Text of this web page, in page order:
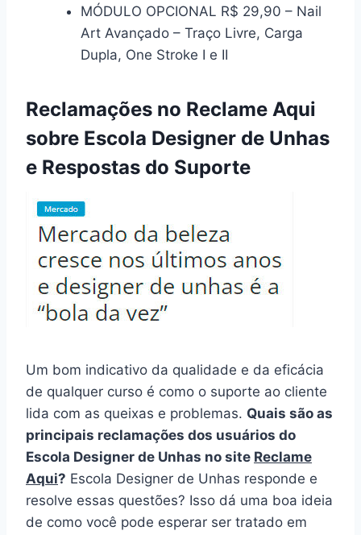
MÓDULO OPCIONAL R$ 29,90 – Nail
Art Avançado – Traço Livre, Carga
Dupla, One Stroke I e II
Reclamações no Reclame Aqui
sobre Escola Designer de Unhas
e Respostas do Suporte
Um bom indicativo da qualidade e da eficácia
de qualquer curso é como o suporte ao cliente
lida com as queixas e problemas. Quais são as
principais reclamações dos usuários do
Escola Designer de Unhas no site Reclame
Aqui? Escola Designer de Unhas responde e
resolve essas questões? Isso dá uma boa ideia
de como você pode esperar ser tratado em